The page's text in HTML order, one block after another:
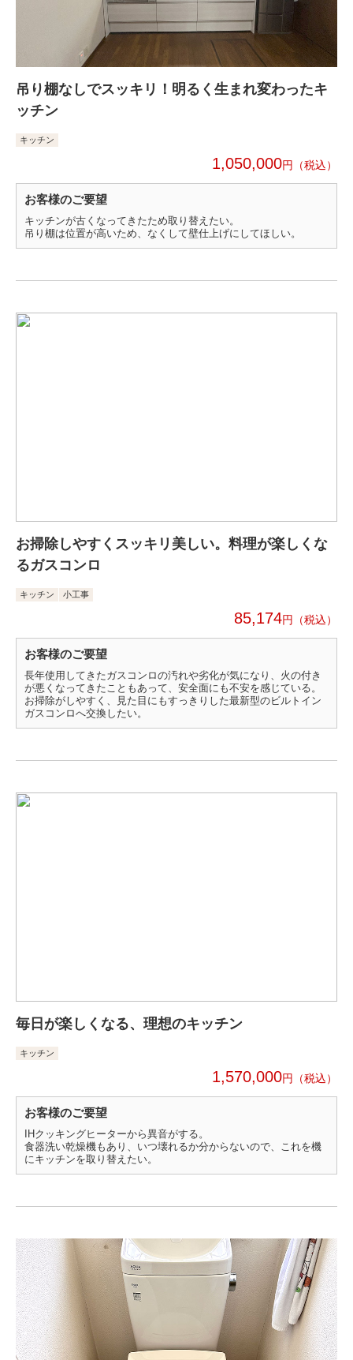
吊り棚なしでスッキリ！明るく生まれ変わったキ
ッチン
キッチン
1,050,000円
お客様のご要望
キッチンが古くなってきたため取り替えたい。
吊り棚は位置が高いため、なくして壁仕上げにしてほしい。
お掃除しやすくスッキリ美しい。料理が楽しくな
るガスコンロ
キッチン 小工事
85,174円
お客様のご要望
長年使用してきたガスコンロの汚れや劣化が気になり、火の付き
が悪くなってきたこともあって、安全面にも不安を感じている。
お掃除がしやすく、見た目にもすっきりした最新型のビルトイン
ガスコンロへ交換したい。
毎日が楽しくなる、理想のキッチン
キッチン
1,570,000円
お客様のご要望
IHクッキングヒーターから異音がする。
食器洗い乾燥機もあり、いつ壊れるか分からないので、これを機
にキッチンを取り替えたい。